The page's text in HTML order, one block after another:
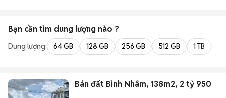
Bạn cần tìm dung lượng nào ?
Dung lượng: 64 GB 128 GB 256 GB 512 GB 1 TB
Bán đất Bình Nhâm, 138m2, 2 tỷ 950